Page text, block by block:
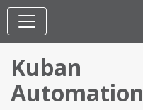
Kuban
Automation